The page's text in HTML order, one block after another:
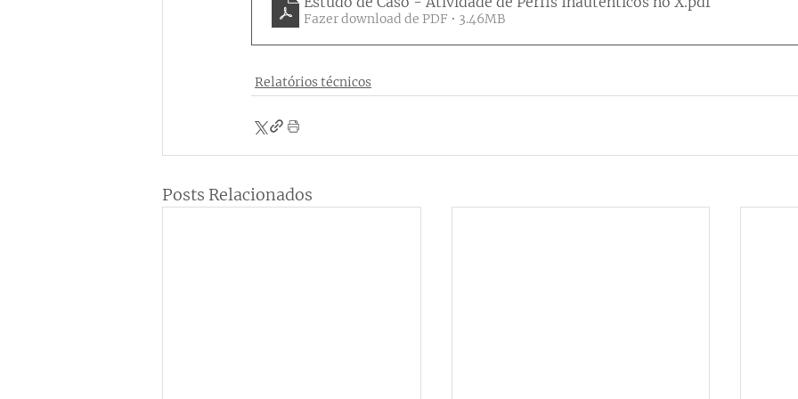
Fazer download de PDF • 3.46MB
Relatórios técnicos
Posts Relacionados